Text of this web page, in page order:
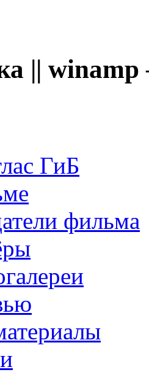
||
ГиБ
фильма